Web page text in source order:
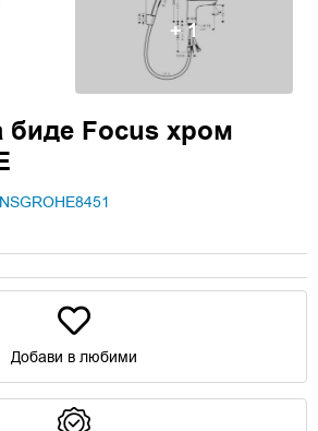
+ 1
биде Focus хром
Добави в любими